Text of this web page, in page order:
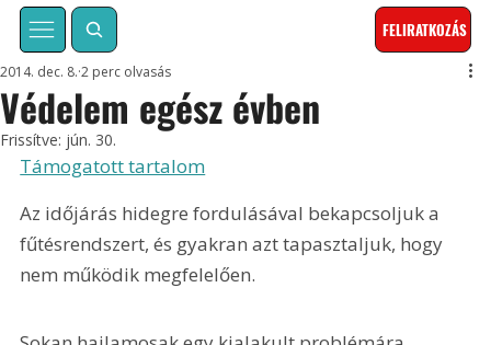
FELIRATKOZÁS
Védelem egész évben
2014. dec. 8. 2 perc olvasás
Frissítve: jún. 30.
Támogatott tartalom
Az időjárás hidegre fordulásával bekapcsoljuk a
fűtésrendszert, és gyakran azt tapasztaljuk, hogy
nem működik megfelelően.